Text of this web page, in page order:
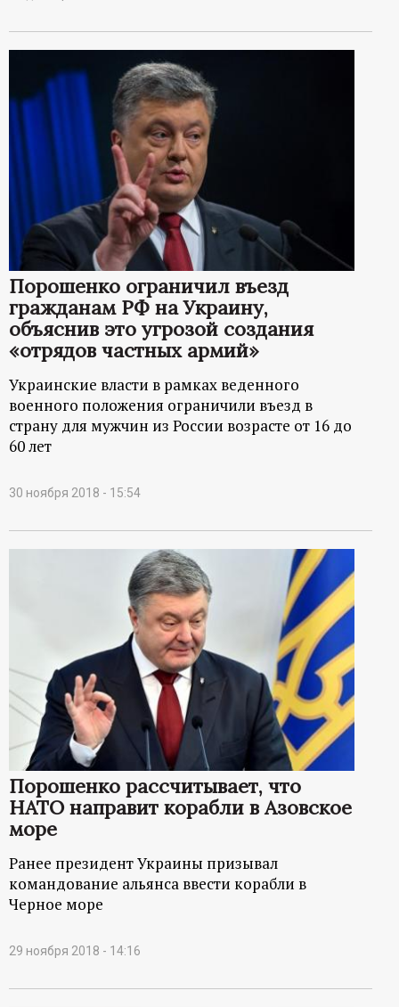
Порошенко ограничил въезд
гражданам РФ на Украину,
объяснив это угрозой создания
«отрядов частных армий»
Украинские власти в рамках веденного
военного положения ограничили въезд в
страну для мужчин из России возрасте от 16 до
60 лет
30 ноября 2018 - 15:54
Порошенко рассчитывает, что
НАТО направит корабли в Азовское
море
Ранее президент Украины призывал
командование альянса ввести корабли в
Черное море
29 ноября 2018 - 14:16